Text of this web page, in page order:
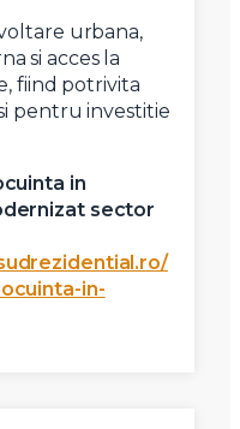
urbana,
si acces la
fiind potrivita
pentru investitie
in
sector
in-